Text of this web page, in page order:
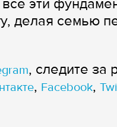
эти
делая семью
, следите за
, Facebook,